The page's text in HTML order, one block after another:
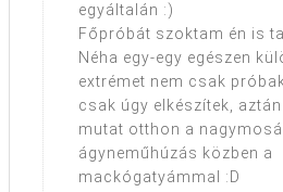
egyáltalán :)
Főpróbát szoktam én is
Néha egy-egy egészen
extrémet nem csak
csak úgy elkészítek,
mutat otthon a
ágyneműhúzás közben a
mackógatyámmal :D